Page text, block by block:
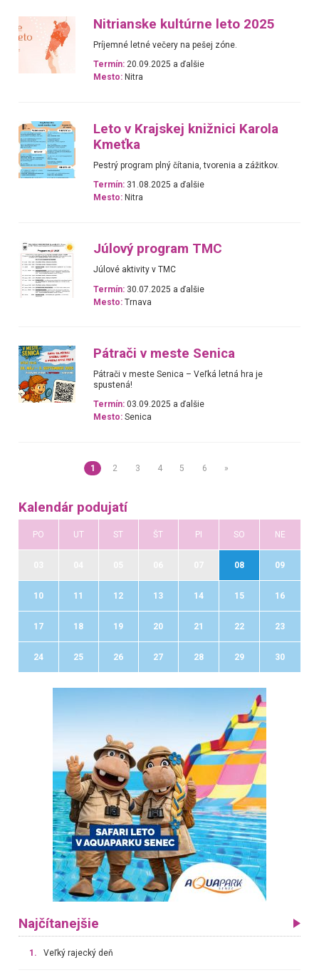
Nitrianske kultúrne leto 2025
Príjemné letné večery na pešej zóne.
Termín: 20.09.2025 a ďalšie
Mesto: Nitra
Leto v Krajskej knižnici Karola
Kmeťka
Pestrý program plný čítania, tvorenia a zážitkov.
Termín: 31.08.2025 a ďalšie
Mesto: Nitra
Júlový program TMC
Júlové aktivity v TMC
Termín: 30.07.2025 a ďalšie
Mesto: Trnava
Pátrači v meste Senica
Pátrači v meste Senica – Veľká letná hra je
spustená!
Termín: 03.09.2025 a ďalšie
Mesto: Senica
1 2 3 4 5 6 »
Kalendár podujatí
PO UT ST ŠT PI SO NE
08 09
10 11 12 13 14 15 16
17 18 19 20 21 22 23
24 25 26 27 28 29 30
Najčítanejšie
1. Veľký rajecký deň